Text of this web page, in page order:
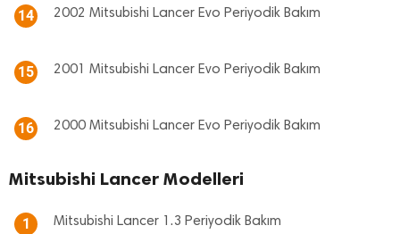
14 2002 Mitsubishi Lancer Evo Periyodik Bakım
15 2001 Mitsubishi Lancer Evo Periyodik Bakım
16 2000 Mitsubishi Lancer Evo Periyodik Bakım
Mitsubishi Lancer Modelleri
1 Mitsubishi Lancer 1.3 Periyodik Bakım